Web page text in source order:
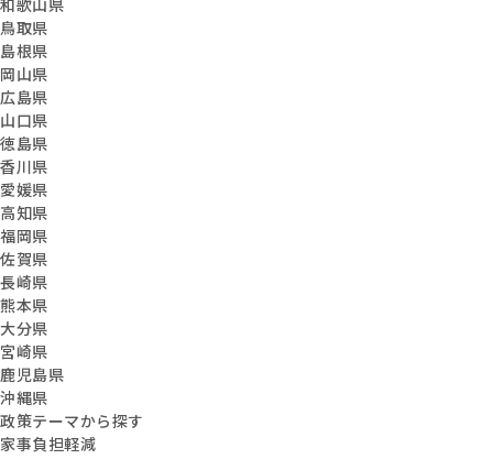
和歌山県
鳥取県
島根県
岡山県
広島県
山口県
徳島県
香川県
愛媛県
高知県
福岡県
佐賀県
長崎県
熊本県
大分県
宮崎県
鹿児島県
沖縄県
政策テーマから探す
家事負担軽減